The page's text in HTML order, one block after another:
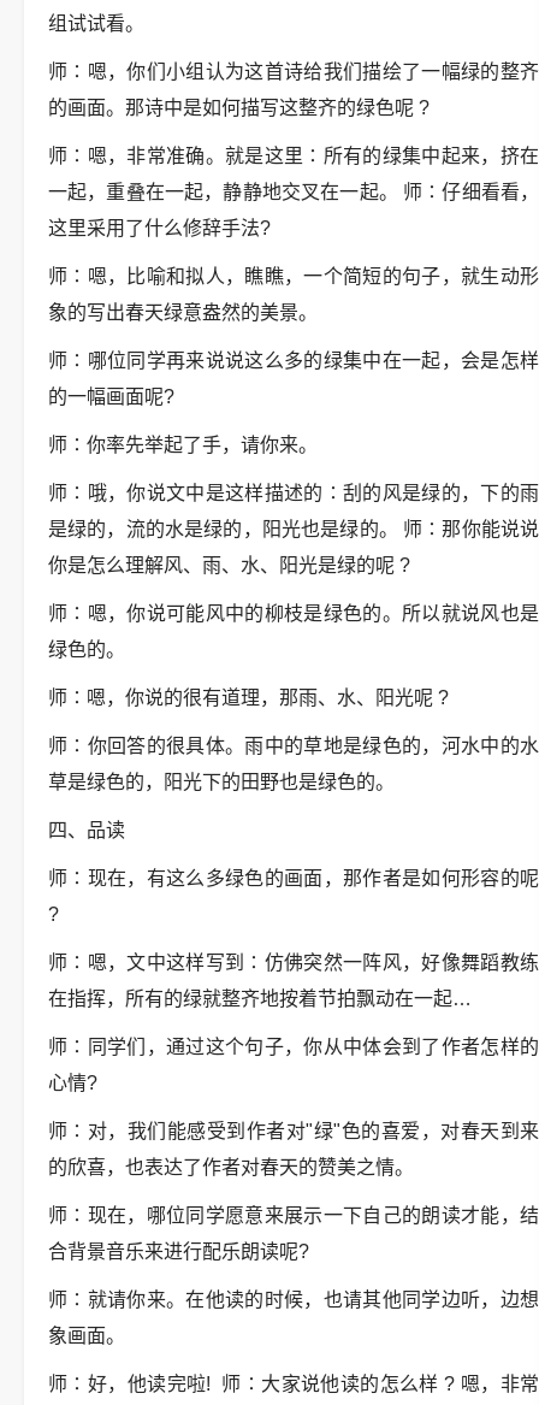
组试试看。
师∶嗯，你们小组认为这首诗给我们描绘了一幅绿的整齐
的画面。那诗中是如何描写这整齐的绿色呢 ?
师∶嗯，非常准确。就是这里∶所有的绿集中起来，挤在
一起，重叠在一起，静静地交叉在一起。 师∶仔细看看，
这里采用了什么修辞手法?
师∶嗯，比喻和拟人，瞧瞧，一个简短的句子，就生动形
象的写出春天绿意盎然的美景。
师∶哪位同学再来说说这么多的绿集中在一起，会是怎样
的一幅画面呢?
师∶你率先举起了手，请你来。
师∶哦，你说文中是这样描述的∶刮的风是绿的，下的雨
是绿的，流的水是绿的，阳光也是绿的。 师∶那你能说说
你是怎么理解风、雨、水、阳光是绿的呢 ?
师∶嗯，你说可能风中的柳枝是绿色的。所以就说风也是
绿色的。
师∶嗯，你说的很有道理，那雨、水、阳光呢 ?
师∶你回答的很具体。雨中的草地是绿色的，河水中的水
草是绿色的，阳光下的田野也是绿色的。
四、品读
师∶现在，有这么多绿色的画面，那作者是如何形容的呢
?
师∶嗯，文中这样写到∶仿佛突然一阵风，好像舞蹈教练
在指挥，所有的绿就整齐地按着节拍飘动在一起…
师∶同学们，通过这个句子，你从中体会到了作者怎样的
心情?
师∶对，我们能感受到作者对"绿"色的喜爱，对春天到来
的欣喜，也表达了作者对春天的赞美之情。
师∶现在，哪位同学愿意来展示一下自己的朗读才能，结
合背景音乐来进行配乐朗读呢?
师∶就请你来。在他读的时候，也请其他同学边听，边想
象画面。
师∶好，他读完啦! 师∶大家说他读的怎么样 ? 嗯，非常